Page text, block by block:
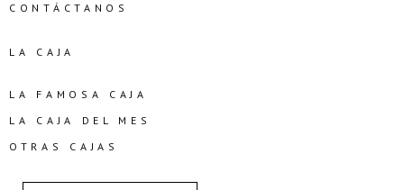
CONTÁCTANOS
LA CAJA
LA FAMOSA CAJA
LA CAJA DEL MES
OTRAS CAJAS